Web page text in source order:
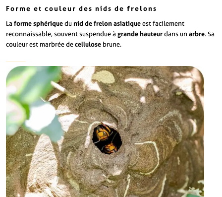
Forme et couleur des nids de frelons
La forme sphériquedu nid de frelon asiatiqueest facilement
reconnaissable, souvent suspendue à grande hauteurdans un arbre. Sa
couleur est marbrée decellulose brune.